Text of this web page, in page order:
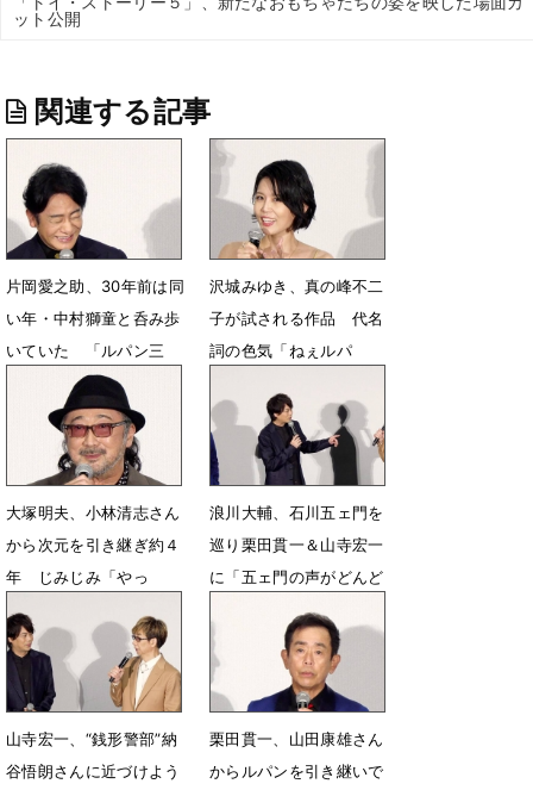
ット公開
関連する記事
片岡愛之助、30年前は同
い年・中村獅童と呑み歩
いていた 「ルパン三
世」参加で歓喜
6月20日 20時04分
沢城みゆき、真の峰不二
子が試される作品 代名
詞の色気「ねぇルパ
6月20日 09時55分
大塚明夫、小林清志さん
から次元を引き継ぎ約４
年 じみじみ「やっ
と…」
6月20日 09時38分
浪川大輔、石川五ェ門を
巡り栗田貫一＆山寺宏一
に「五ェ門の声がどんど
ん上手くなってるのでヤ
メて」
6月20日 08時22分
山寺宏一、“銭形警部”納
谷悟朗さんに近づけよう
栗田貫一、山田康雄さん
からルパンを引き継いで